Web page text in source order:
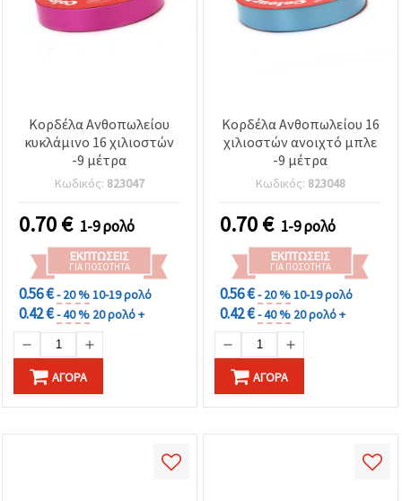
Κορδέλα Ανθοπωλείου
κυκλάμινο 16 χιλιοστών
-9 μέτρα
Κωδικός: 823047
0.70€ 1-9 ρολό
ΕΚΠΤΏΣΕΙΣ
ΓΙΑ ΠΟΣΌΤΗΤΑ
0.56 €- 20 %10-19 ρολό
0.42 €- 40 % 20 ρολό +
ΑΓΟΡΆ
Κορδέλα Ανθοπωλείου 16
χιλιοστών ανοιχτό μπλε
-9 μέτρα
Κωδικός: 823048
0.70€ 1-9 ρολό
ΕΚΠΤΏΣΕΙΣ
ΓΙΑ ΠΟΣΌΤΗΤΑ
0.56 €- 20 %10-19 ρολό
0.42 €- 40 % 20 ρολό +
ΑΓΟΡΆ